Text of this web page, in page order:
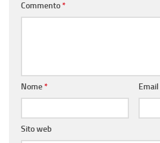
Commento*
Nome* Email
Sito web